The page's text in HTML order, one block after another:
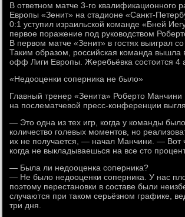
В ответном матче 3-го квалификационного
Европы «Зенит» на стадионе «Санкт-
0:1 уступил израильской команде «Бней
первое поражение под руководством
В первом матче «Зенит» в гостях выиграл
Таким образом, российская команда вышла
офф Лиги Европы. Жеребьёвка состоится 4
«Недооценки соперника не было»
Главный тренер «Зенита» Роберто Манчини
на послематчевой пресс-конференции
— Это одна из тех игр, когда у команды
количество голевых моментов, но
их не получается, — начал Манчини. — Вот
когда не выкладываешься на все сто
— Была ли недооценка соперника?
— Не было недооценки соперника. У нас
поэтому перестановки в составе были
случаются при таком серьёзном графике,
три дня.